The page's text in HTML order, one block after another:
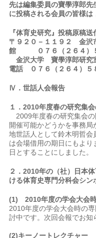
先は編集委員の寶學淳郎先
に投稿される会員の皆様は
『体育史研究』投稿原稿送
〒 ９２０－１１９２ 金沢
館 ０７６（２６４）
金沢大学 寶學淳郎研究
電話
０７６（２６４）５
Ⅳ．世話人会報告
１．2010年度春の研究集
2009年度春の研究集会
開催可能かどうかを事務
地世話人として鈴木明哲会
は会場借用の期日にもよ
日とすることにしました。
２．2010年の（社）日本
ける体育史専門分科会シ
(1) 2010年度の学会大会
2010年度の学会大会時の
討中です。次回会報でお知
(2)キーノートレクチャー